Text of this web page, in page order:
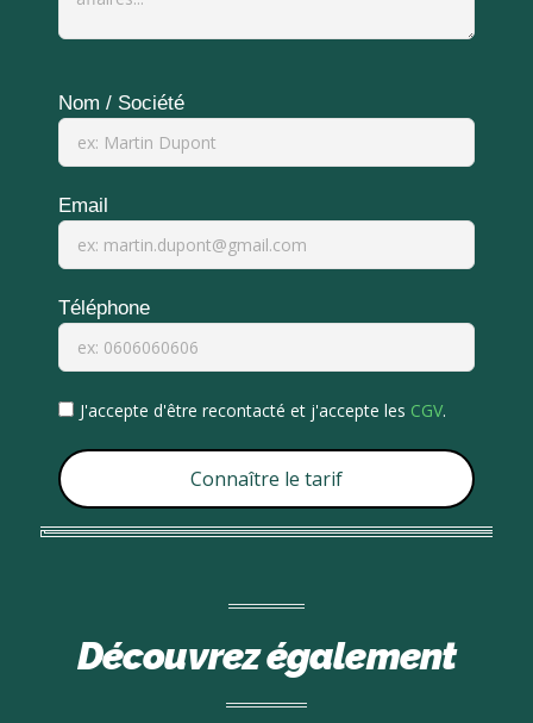
Nom / Société
Email
Téléphone
J'accepte d'être recontacté et j'accepte les CGV.
Connaître le tarif
Découvrez également